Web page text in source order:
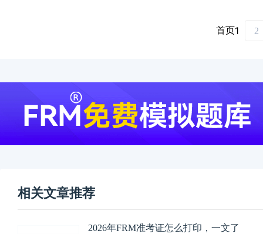
首页1 2
相关文章推荐
2026年FRM准考证怎么打印，一文了